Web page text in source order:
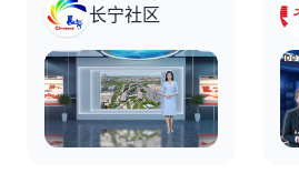
长宁社区